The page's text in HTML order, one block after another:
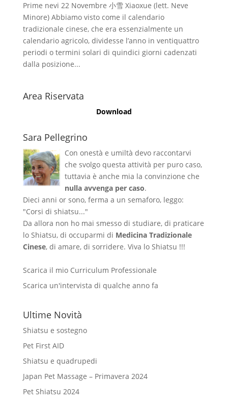
Prime nevi 22 Novembre 小雪 Xiaoxue (lett. Neve
Minore) Abbiamo visto come il calendario
tradizionale cinese, che era essenzialmente un
calendario agricolo, dividesse l’anno in ventiquattro
periodi o termini solari di quindici giorni cadenzati
dalla posizione...
Area Riservata
Download
Sara Pellegrino
Con onestà e umiltà devo raccontarvi
che svolgo questa attività per puro caso,
tuttavia è anche mia la convinzione che
nulla avvenga per caso.
Dieci anni or sono, ferma a un semaforo, leggo:
"Corsi di shiatsu..."
Da allora non ho mai smesso di studiare, di praticare
lo Shiatsu, di occuparmi di Medicina Tradizionale
Cinese, di amare, di sorridere. Viva lo Shiatsu !!!
Scarica il mio Curriculum Professionale
Scarica un'intervista di qualche anno fa
Ultime Novità
Shiatsu e sostegno
Pet First AID
Shiatsu e quadrupedi
Japan Pet Massage – Primavera 2024
Pet Shiatsu 2024